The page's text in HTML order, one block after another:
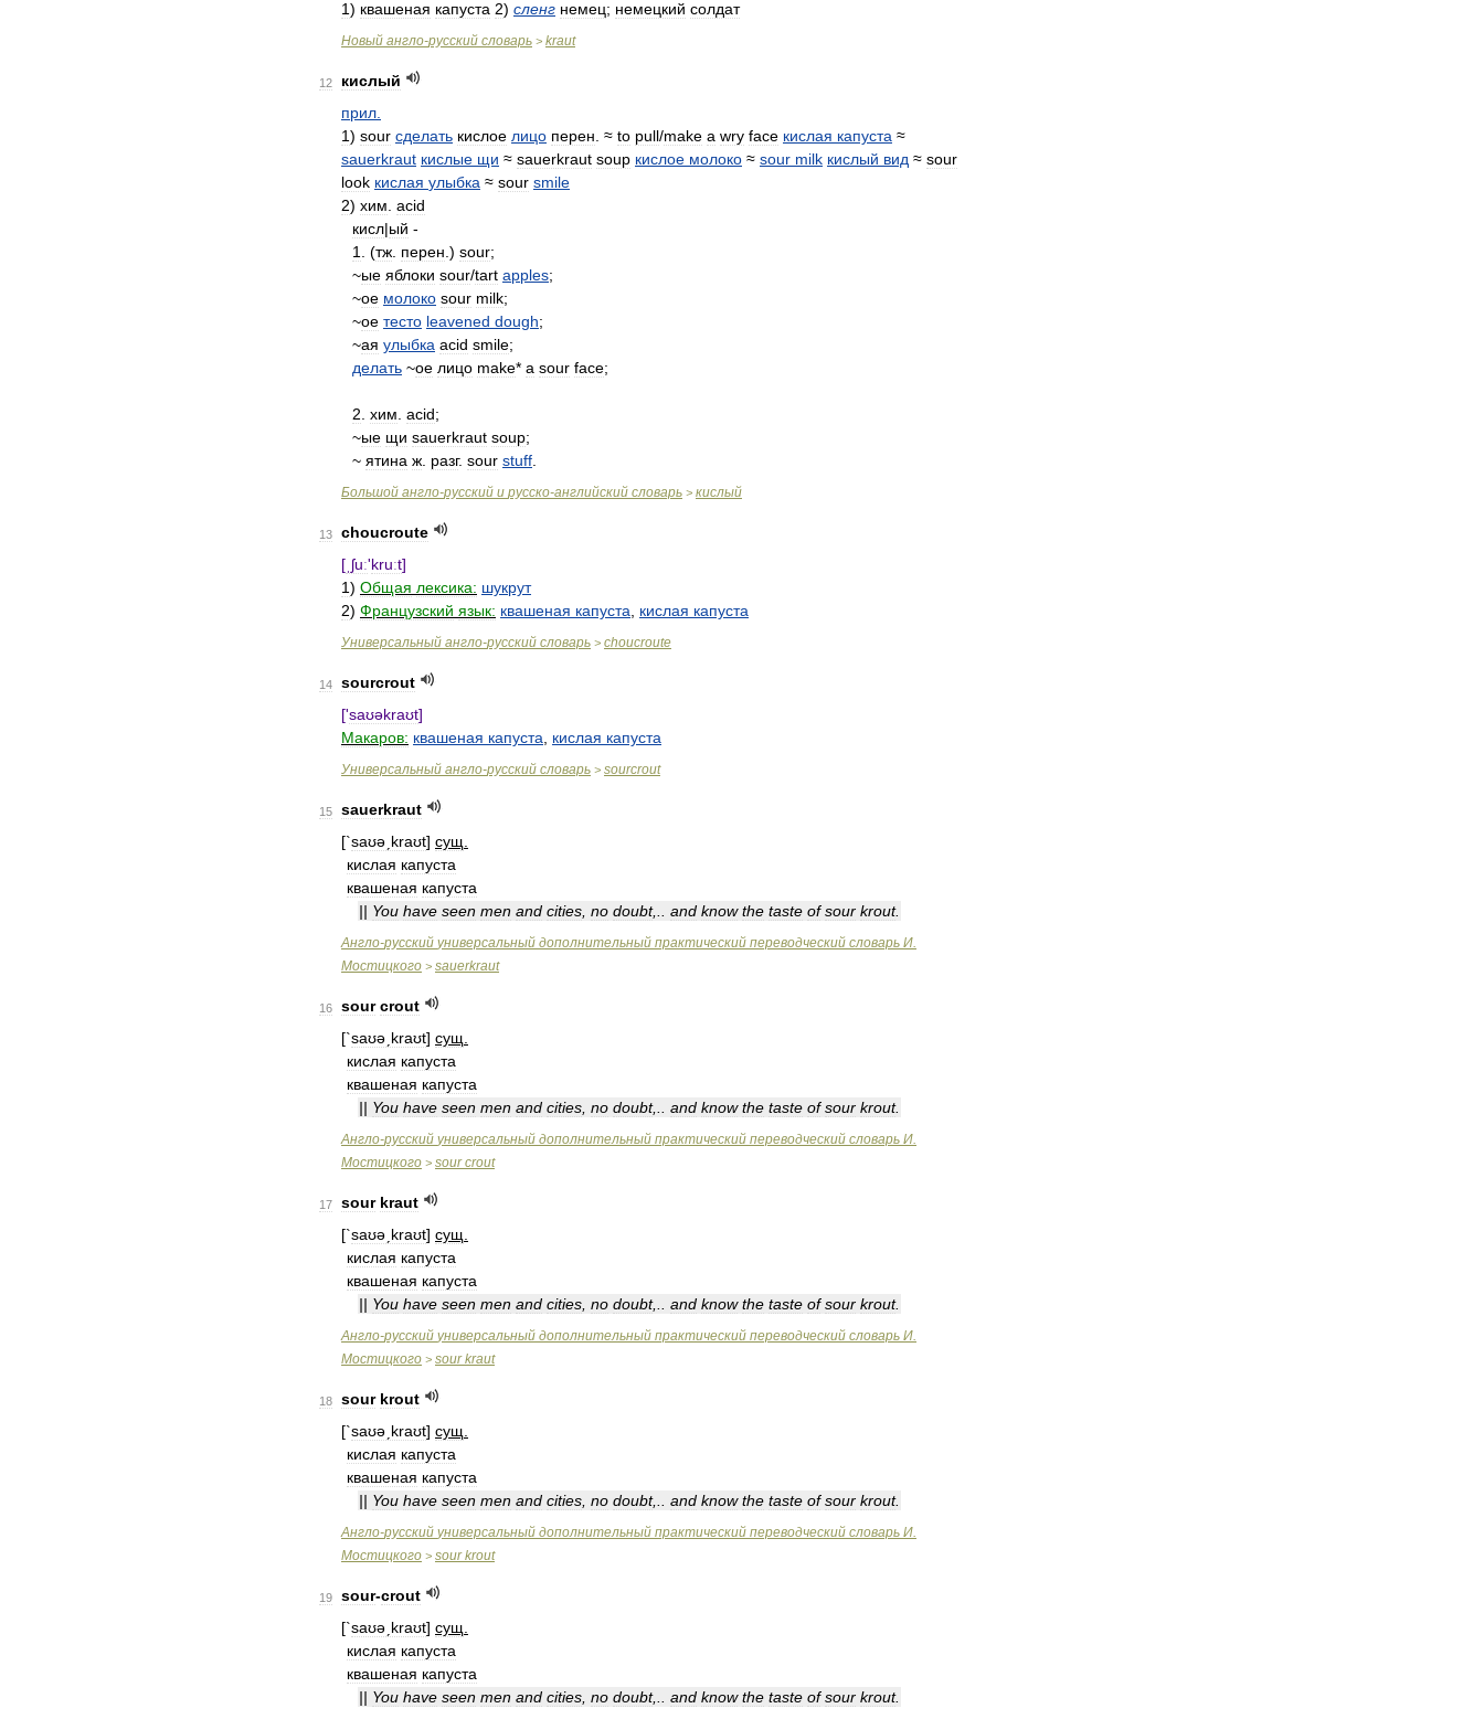
1) квашеная капуста 2) сленг немец; немецкий солдат
Новый англо-русский словарь > kraut
12
кислый
прил
1) sour сделать кислое лицо перен . ≈ to pull/make a wry face кислая капуста ≈
sauerkraut кислые щи ≈ sauerkraut soup кислое молоко ≈ sour milk кислый вид ≈ sour
look кислая улыбка ≈ sour smile
2) хим acid
кисл|ый -
1
. (тж перен .) sour;
~ые яблоки sour/tart apples;
~ое молоко sour milk;
~ое тесто leavened dough;
~ая улыбка acid smile;
делать ~ое лицо make* a sour face;
2 хим acid;
~ые щи sauerkraut soup;
~ ятина ж разг. sour stuff
Большой англо-русский и русско-английский словарь > кислый
13
choucroute
[ ˌʃuː'kruːt]
1) Общая лексика: шукрут
2) Французский язык: квашеная капуста кислая капуста
Универсальный англо-русский словарь > choucroute
14
sourcrout
['saʊəkraʊt]
Макаров: квашеная капуста кислая капуста
Универсальный англо-русский словарь > sourcrout
15
sauerkraut
[`saʊəˏkraʊt] сущ
кислая капуста
квашеная капуста
|| You have seen men and cities no doubt,.. and know the taste of sour krout.
Англо-русский универсальный дополнительный практический переводческий словарь И.
Мостицкого > sauerkraut
16 sour crout
[`saʊəˏkraʊt] сущ
кислая капуста
квашеная капуста
|| You have seen men and cities no doubt,.. and know the taste of sour krout.
Англо-русский универсальный дополнительный практический переводческий словарь И.
Мостицкого > sour crout
17 sour kraut
[`saʊəˏkraʊt] сущ
кислая капуста
квашеная капуста
|| You have seen men and cities no doubt,.. and know the taste of sour krout.
Англо-русский универсальный дополнительный практический переводческий словарь И.
Мостицкого > sour kraut
18 sour krout
[`saʊəˏkraʊt] сущ
кислая капуста
квашеная капуста
|| You have seen men and cities no doubt,.. and know the taste of sour krout.
Англо-русский универсальный дополнительный практический переводческий словарь И.
Мостицкого > sour krout
19 sour-crout
[`saʊəˏkraʊt] сущ
кислая капуста
квашеная капуста
|| You have seen men and cities no doubt,.. and know the taste of sour krout.